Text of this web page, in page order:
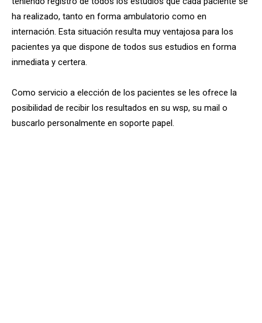
ha realizado, tanto en forma ambulatorio como en
internación. Esta situación resulta muy ventajosa para los
pacientes ya que dispone de todos sus estudios en forma
inmediata y certera.
Como servicio a elección de los pacientes se les ofrece la
posibilidad de recibir los resultados en su wsp, su mail o
buscarlo personalmente en soporte papel.